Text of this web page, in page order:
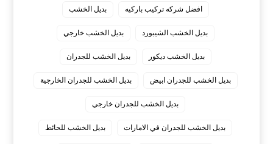
افضل شركه تركيب باركيه بديل الخشب
بديل الخشب الشيبورد بديل الخشب خارجي
بديل الخشب ديكور بديل الخشب للجدران
بديل الخشب للجدران ابيض بديل الخشب للجدران الخارجية
بديل الخشب للجدران خارجي
بديل الخشب للجدران في الامارات بديل الخشب للحائط